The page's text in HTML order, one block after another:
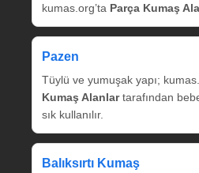
kumas.org’ta Parça Kumaş
Pazen
Tüylü ve yumuşak yapı;
Kumaş Alanlartarafından
sık kullanılır.
Balıksırtı Kumaş